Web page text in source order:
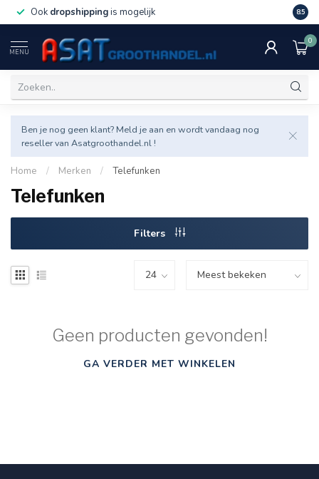
Ook dropshippingis mogelijk Veel
8.5
MENU
0
Ben je nog geen klant? Meld je aan en wordt vandaag nog
reseller van Asatgroothandel.nl !
Home / Merken / Telefunken
Telefunken
Filters
Geen producten gevonden!
GA VERDER MET WINKELEN